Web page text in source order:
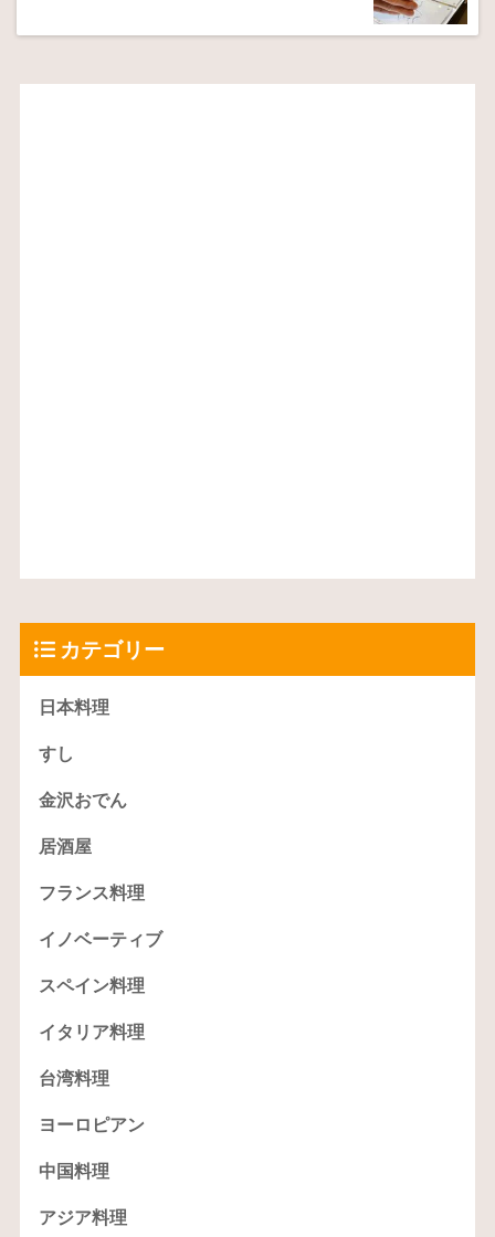
カテゴリー
日本料理
すし
金沢おでん
居酒屋
フランス料理
イノベーティブ
スペイン料理
イタリア料理
台湾料理
ヨーロピアン
中国料理
アジア料理